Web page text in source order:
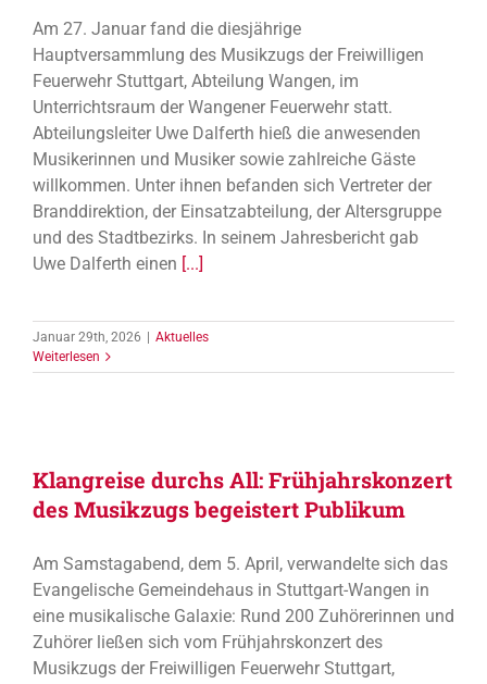
Am 27. Januar fand die diesjährige
Hauptversammlung des Musikzugs der Freiwilligen
Feuerwehr Stuttgart, Abteilung Wangen, im
Unterrichtsraum der Wangener Feuerwehr statt.
Abteilungsleiter Uwe Dalferth hieß die anwesenden
Musikerinnen und Musiker sowie zahlreiche Gäste
willkommen. Unter ihnen befanden sich Vertreter der
Branddirektion, der Einsatzabteilung, der Altersgruppe
und des Stadtbezirks. In seinem Jahresbericht gab
Uwe Dalferth einen [...]
Januar 29th, 2026 | Aktuelles
Weiterlesen
Klangreise durchs All: Frühjahrskonzert
des Musikzugs begeistert Publikum
Am Samstagabend, dem 5. April, verwandelte sich das
Evangelische Gemeindehaus in Stuttgart-Wangen in
eine musikalische Galaxie: Rund 200 Zuhörerinnen und
Zuhörer ließen sich vom Frühjahrskonzert des
Musikzugs der Freiwilligen Feuerwehr Stuttgart,